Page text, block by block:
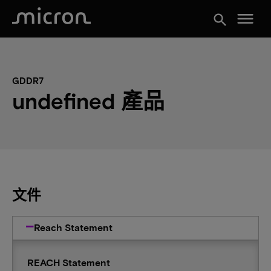
search menu
GDDR7
undefined 產品
文件
Reach Statement
REACH Statement